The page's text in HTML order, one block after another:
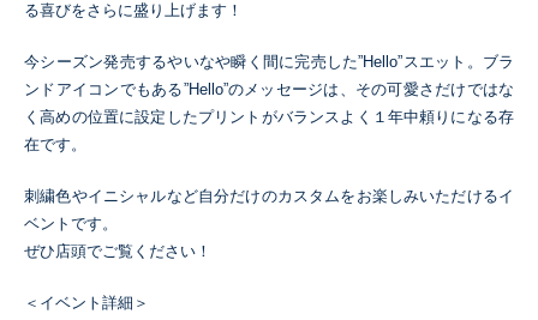
る喜びをさらに盛り上げます！
今シーズン発売するやいなや瞬く間に完売した”Hello”スエット。ブラ
ンドアイコンでもある”Hello”のメッセージは、その可愛さだけではな
く高めの位置に設定したプリントがバランスよく１年中頼りになる存
在です。
刺繍色やイニシャルなど自分だけのカスタムをお楽しみいただけるイ
ベントです。
ぜひ店頭でご覧ください！
＜イベント詳細＞